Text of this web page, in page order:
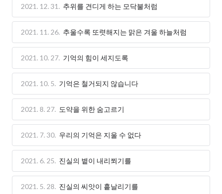
2021. 12. 31. 추위를 견디게 하는 모닥불처럼
2021. 11. 26. 추울수록 또렷해지는 맑은 겨울 하늘처럼
2021. 10. 27. 기억의 힘이 세지도록
2021. 10. 5. 기억은 철거되지 않습니다
2021. 8. 27. 도약을 위한 숨고르기
2021. 7. 30. 우리의 기억은 지울 수 없다
2021. 6. 25. 진실의 볕이 내리쬐기를
2021. 5. 28. 진실의 씨앗이 흩날리기를